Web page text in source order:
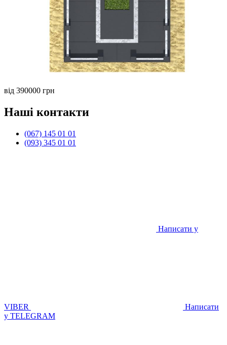
від 390000 грн
Наші контакти
(067) 145 01 01
(093) 345 01 01
Написати у
VIBER
Написати
у TELEGRAM